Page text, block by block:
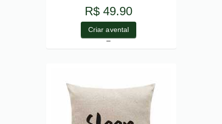
R$ 49.90
Criar avental
_